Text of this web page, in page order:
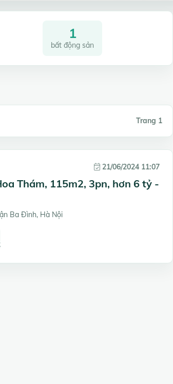
1
bất động sản
Trang 1
21/06/2024 11:07
Thám, 115m2, 3pn, hơn 6 tỷ -
Ba Đình, Hà Nội